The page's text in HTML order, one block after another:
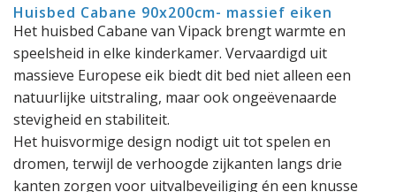
Huisbed Cabane 90x200cm- massief eiken
Het huisbed Cabane van Vipack brengt warmte en
speelsheid in elke kinderkamer. Vervaardigd uit
massieve Europese eik biedt dit bed niet alleen een
natuurlijke uitstraling, maar ook ongeëvenaarde
stevigheid en stabiliteit.
Het huisvormige design nodigt uit tot spelen en
dromen, terwijl de verhoogde zijkanten langs drie
kanten zorgen voor uitvalbeveiliging én een knusse